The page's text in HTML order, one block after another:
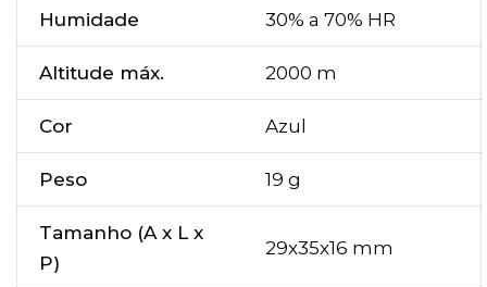
Humidade 30% a 70% HR
Altitude máx. 2000 m
Cor Azul
Peso 19 g
Tamanho (A x L x
P)
29x35x16 mm